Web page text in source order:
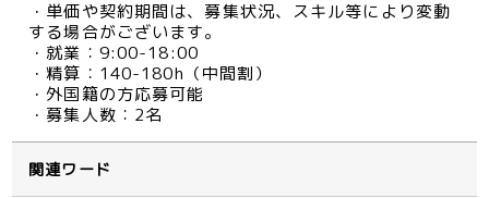
・単価や契約期間は、募集状況、スキル等により変動
する場合がございます。
・就業：9:00-18:00
・精算：140-180h（中間割）
・外国籍の方応募可能
・募集人数：2名
関連ワード